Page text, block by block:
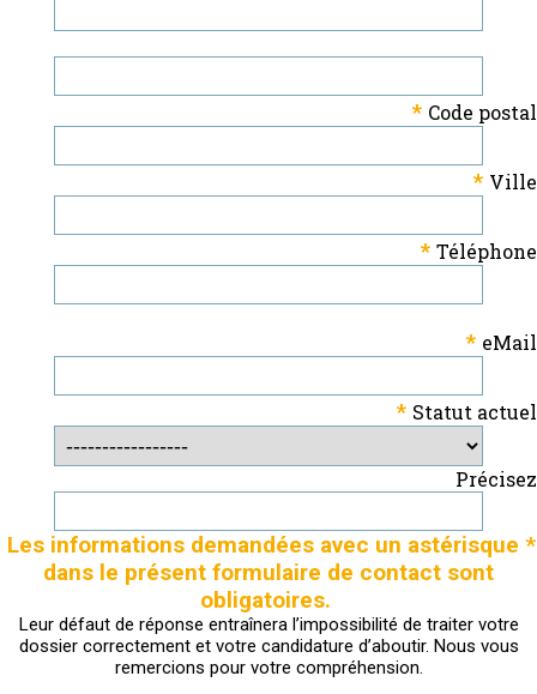
* Code postal
* Ville
* Téléphone
* eMail
* Statut actuel
Précisez
Les informations demandées avec un astérisque *
dans le présent formulaire de contact sont
obligatoires.
Leur défaut de réponse entraînera l’impossibilité de traiter votre
dossier correctement et votre candidature d’aboutir. Nous vous
remercions pour votre compréhension.